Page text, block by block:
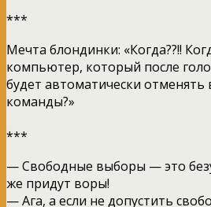
***
Мечта блондинки: «Когда??!!
компьютер, который после
будет автоматически
команды?»
***
— Свободные выборы — это
же придут воры!
— Ага, а если не допустить